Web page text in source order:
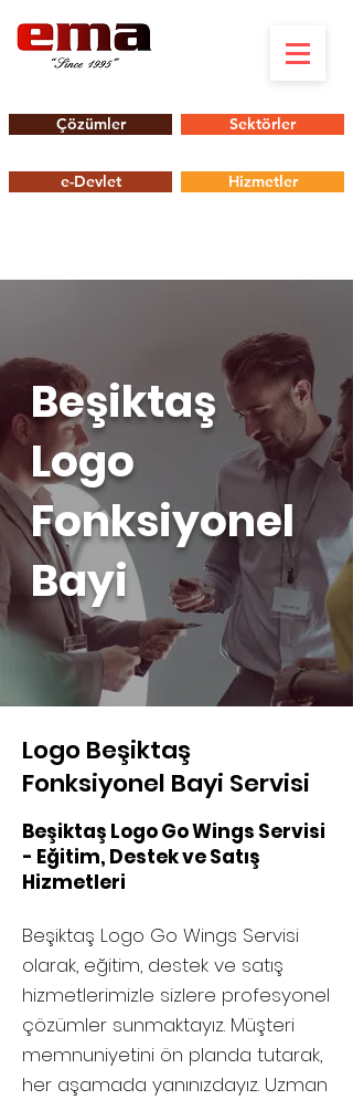
Çözümler Sektörler
e-Devlet Hizmetler
Beşiktaş
Logo
Fonksiyonel
Bayi
Logo Beşiktaş
Fonksiyonel Bayi Servisi
Beşiktaş Logo Go Wings Servisi
- Eğitim, Destek ve Satış
Hizmetleri
Beşiktaş Logo Go Wings Servisi
olarak, eğitim, destek ve satış
hizmetlerimizle sizlere profesyonel
çözümler sunmaktayız. Müşteri
memnuniyetini ön planda tutarak,
her aşamada yanınızdayız. Uzman